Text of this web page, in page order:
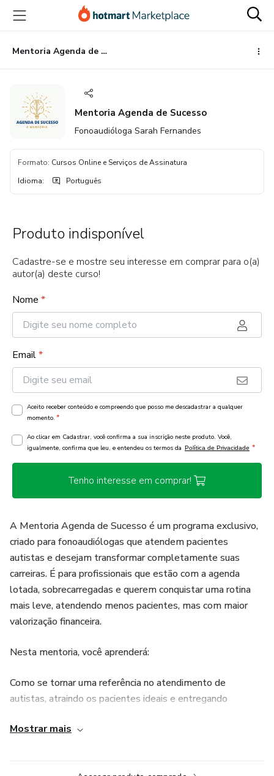
para
conteúdo
principal
para
pagamento
para
rodapé
Mentoria Agenda de Sucesso
Mentoria Agenda de Sucesso
Fonoaudióloga Sarah Fernandes
Formato: Cursos Online e Serviços de Assinatura
Idioma: Português
Produto indisponível
Cadastre-se e mostre seu interesse em comprar para o(a)
autor(a) deste curso!
Nome *
Email*
Aceito receber conteúdo e compreendo que posso me descadastrar a qualquer
momento. *
Ao clicar em Cadastrar, você confirma a sua inscrição neste produto. Você,
igualmente, confirma que leu, e entendeu os termos da Política de Privacidade *
Tenho interesse em comprar!
A Mentoria Agenda de Sucesso é um programa exclusivo,
criado para fonoaudiólogas que atendem pacientes
autistas e desejam transformar completamente suas
carreiras. É para profissionais que estão com a agenda
lotada, sobrecarregadas e querem conquistar uma rotina
mais leve, atendendo menos pacientes, mas com maior
valorização financeira.
Nesta mentoria, você aprenderá:
Como se tornar uma referência no atendimento de
autistas, atraindo os pacientes ideais e entregando
centavo com autoridade e excelência no atendimento.
Mostrar mais